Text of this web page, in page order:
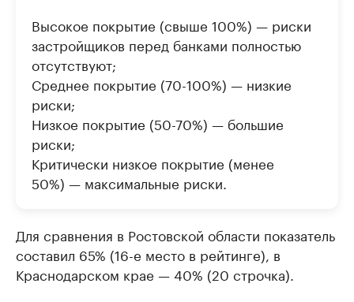
Высокое покрытие (свыше 100%) — риски
застройщиков перед банками полностью
отсутствуют;
Среднее покрытие (70-100%) — низкие
риски;
Низкое покрытие (50-70%) — большие
риски;
Критически низкое покрытие (менее
50%) — максимальные риски.
Для сравнения в Ростовской области показатель
составил 65% (16-е место в рейтинге), в
Краснодарском крае — 40% (20 строчка).